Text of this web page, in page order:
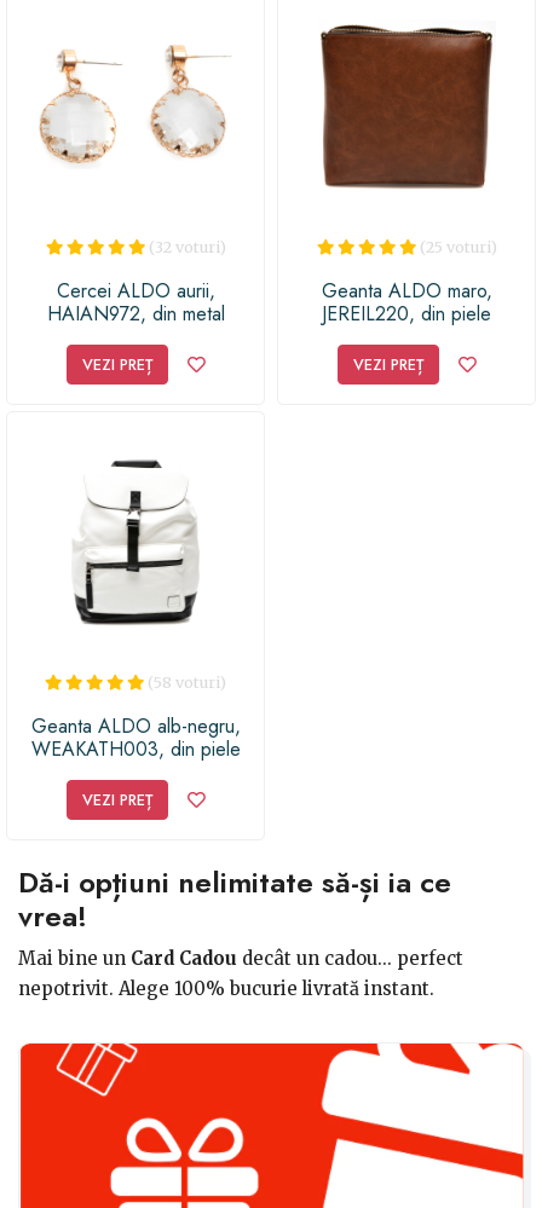
această posetă ALDO și vei face cu siguranță o impresie
de neuitat! Este un cadou perfect pentru o persoană
dragă, care își exprimă personalitatea prin modă și
accesorii. Așa că nu mai sta pe gânduri și surprinde-ți
prietena, partenera sau chiar mama Răcășoară cu
această posetă ALDO în trend!
(32 voturi)
Cercei ALDO aurii,
HAIAN972, din metal
VEZI PREȚ
(25 voturi)
Geanta ALDO maro,
JEREIL220, din piele
VEZI PREȚ
(58 voturi)
Geanta ALDO alb-negru,
WEAKATH003, din piele
VEZI PREȚ
Dă-i opțiuni nelimitate să-și ia ce
vrea!
Mai bine un Card Cadou decât un cadou... perfect
nepotrivit. Alege 100% bucurie livrată instant.